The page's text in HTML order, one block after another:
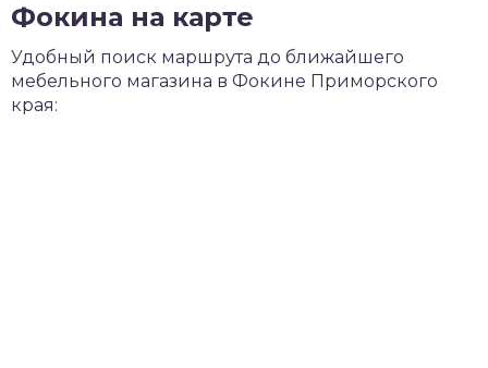
Фокина на карте
Удобный поиск маршрута до ближайшего
мебельного магазина в Фокине Приморского
края: